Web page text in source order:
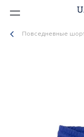
Повседневные